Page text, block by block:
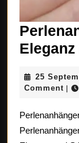
25
Comment |